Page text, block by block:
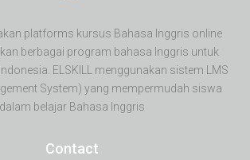
platforms kursus Bahasa Inggris online
berbagai program bahasa Inggris untuk
ELSKILL menggunakan sistem LMS
System) yang mempermudah siswa
dalam belajar Bahasa Inggris
Contact